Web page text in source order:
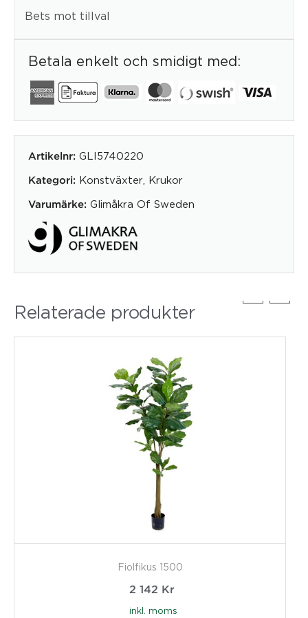
Bets mot tillval
Betala enkelt och smidigt med:
Artikelnr: GLI5740220
Kategori: Konstväxter Krukor
Varumärke: Glimåkra Of Sweden
Relaterade produkter
Fiolfikus 1500
2 142 Kr
inkl. moms